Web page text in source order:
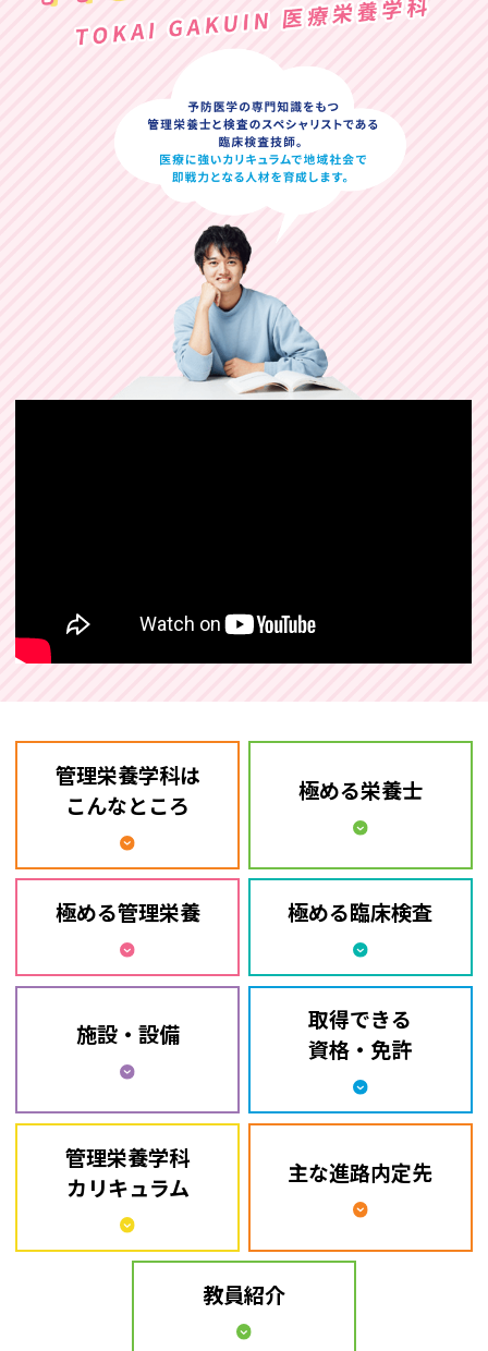
管理栄養学科は
こんなところ
極める栄養士
極める管理栄養 極める臨床検査
施設・設備
取得できる
資格・免許
管理栄養学科
カリキュラム
主な進路内定先
教員紹介